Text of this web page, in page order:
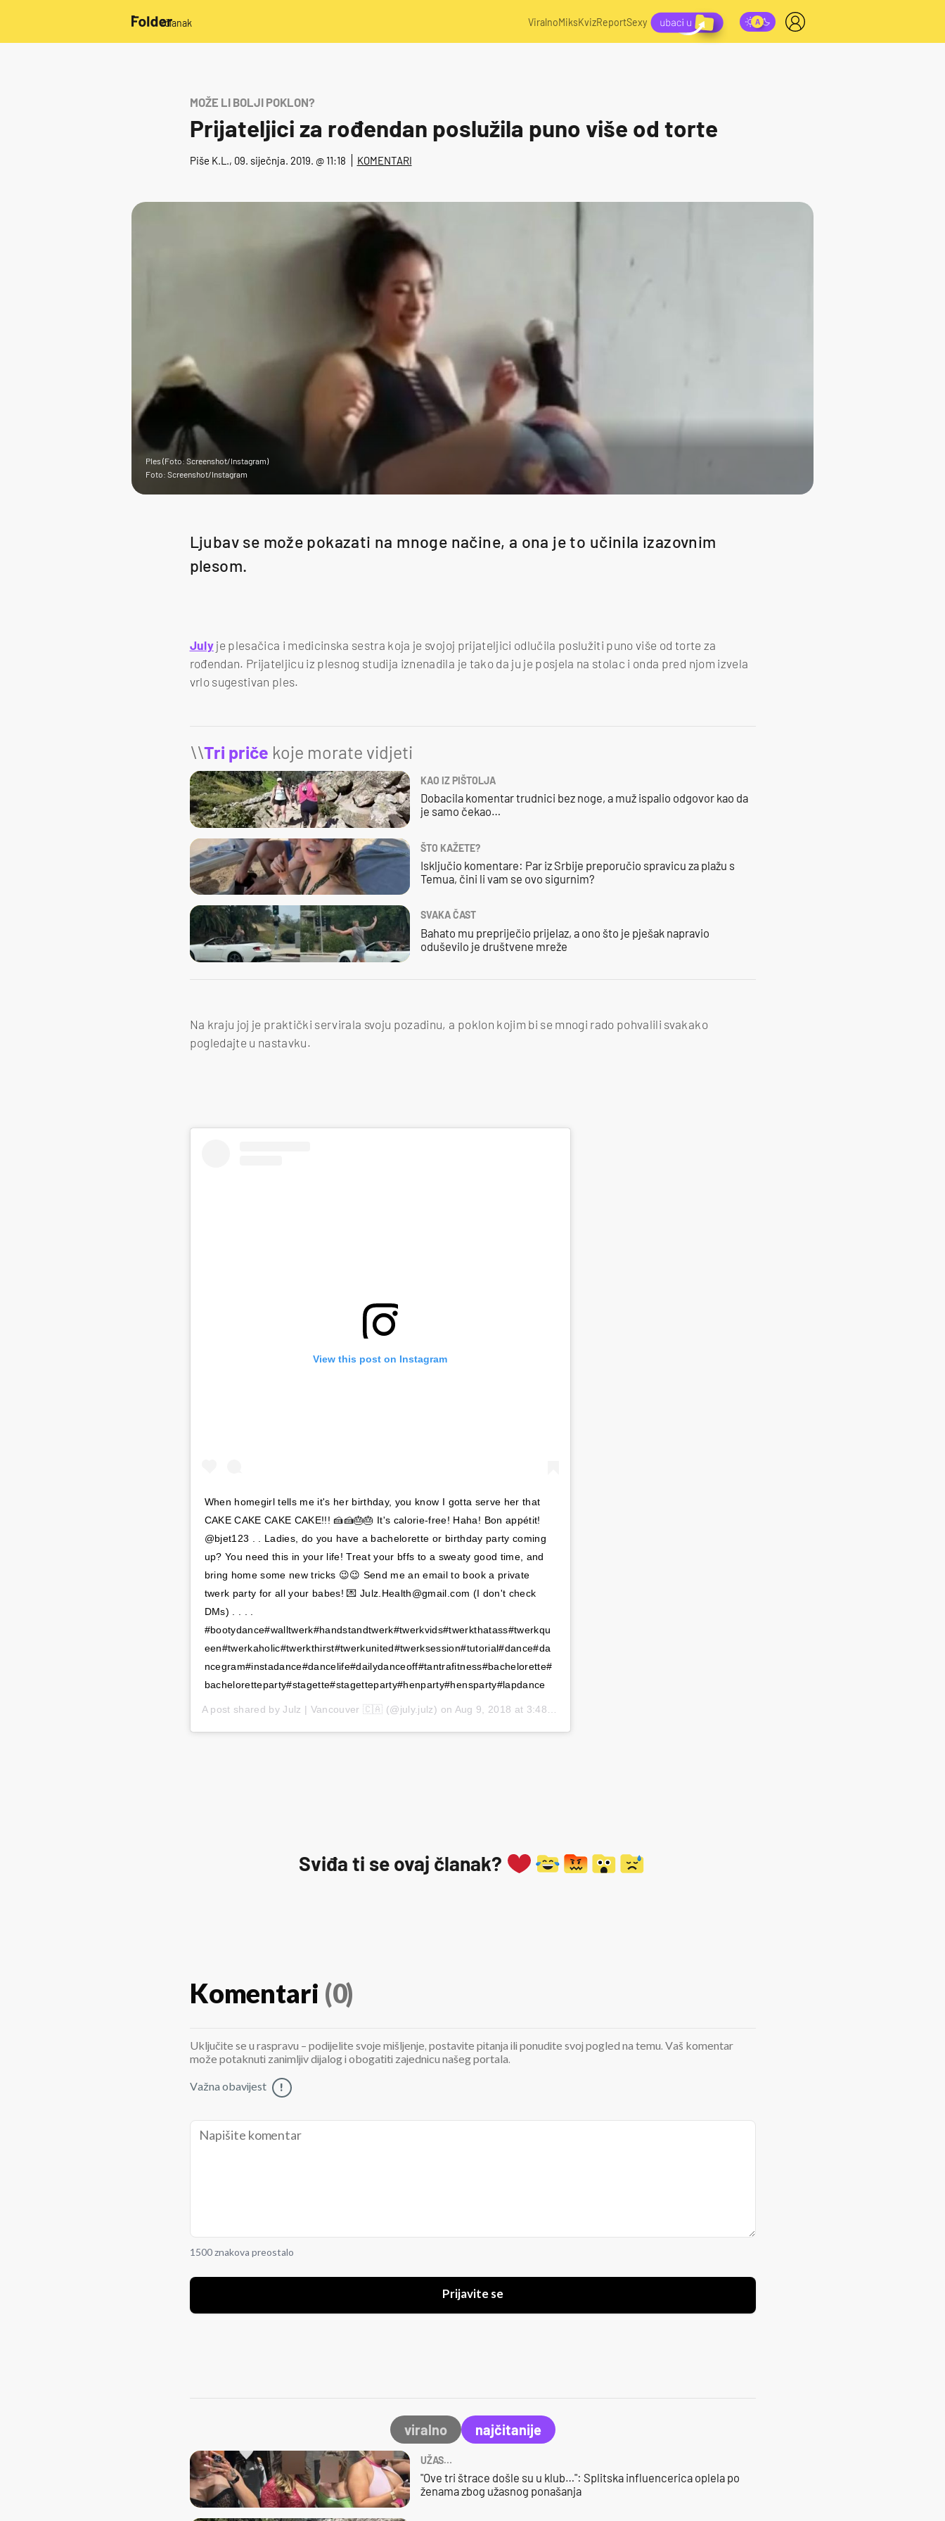
/članak ViralnoMiksKvizReportSexy
MOŽE LI BOLJI POKLON?
Prijateljici za rođendan poslužila puno više od torte
Piše K.L., 09. siječnja. 2019. @ 11:18 KOMENTARI
Ples (Foto: Screenshot/Instagram)
Foto: Screenshot/Instagram
Ljubav se može pokazati na mnoge načine, a ona je to učinila izazovnim
plesom.
Julyje plesačica i medicinska sestra koja je svojoj prijateljici odlučila poslužiti puno više od torte za
rođendan. Prijateljicu iz plesnog studija iznenadila je tako da ju je posjela na stolac i onda pred njom izvela
vrlo sugestivan ples.
\\Tri priče koje morate vidjeti
KAO IZ PIŠTOLJA
Dobacila komentar trudnici bez noge, a muž ispalio odgovor kao da
je samo čekao…
ŠTO KAŽETE?
Isključio komentare: Par iz Srbije preporučio spravicu za plažu s
Temua, čini li vam se ovo sigurnim?
SVAKA ČAST
Bahato mu prepriječio prijelaz, a ono što je pješak napravio
oduševilo je društvene mreže
Na kraju joj je praktički servirala svoju pozadinu, a poklon kojim bi se mnogi rado pohvalili svakako
pogledajte u nastavku.
View this post on Instagram
When homegirl tells me it's her birthday, you know I gotta serve her that
CAKE CAKE CAKE CAKE!!! 🍰🍰🎂🎂 It's calorie-free! Haha! Bon appétit!
@bjet123 . . Ladies, do you have a bachelorette or birthday party coming
up? You need this in your life! Treat your bffs to a sweaty good time, and
bring home some new tricks 😉😉 Send me an email to book a private
twerk party for all your babes! 💌 Julz.Health@gmail.com (I don't check
DMs) . . . .
#bootydance#walltwerk#handstandtwerk#twerkvids#twerkthatass#twerkqu
een#twerkaholic#twerkthirst#twerkunited#twerksession#tutorial#dance#da
ncegram#instadance#dancelife#dailydanceoff#tantrafitness#bachelorette#
bacheloretteparty#stagette#stagetteparty#henparty#hensparty#lapdance
A post shared byJulz | Vancouver 🇨🇦 (@july.julz) on Aug 9, 2018 at 3:48pm PDT
Sviđa ti se ovaj članak?
Komentari (0)
Uključite se u raspravu – podijelite svoje mišljenje, postavite pitanja ili ponudite svoj pogled na temu. Vaš komentar
može potaknuti zanimljiv dijalog i obogatiti zajednicu našeg portala.
Važna obavijest !
1500 znakova preostalo
Prijavite se
viralno najčitanije
UŽAS…
"Ove tri štrace došle su u klub…": Splitska influencerica oplela po
ženama zbog užasnog ponašanja